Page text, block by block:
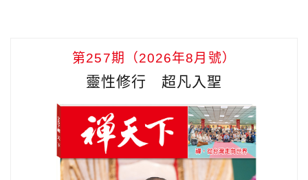
第257期（2026年8月號）
靈性修行 超凡入聖